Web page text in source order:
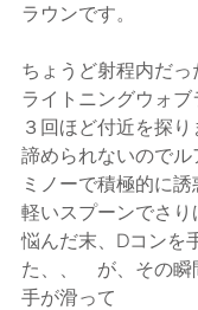
ラウンです。
ちょうど射程内だっ
ライトニングウォブ
３回ほど付近を探り
諦められないのでル
ミノーで積極的に
軽いスプーンでさり
悩んだ末、Dコンを
た、、　が、その
手が滑って